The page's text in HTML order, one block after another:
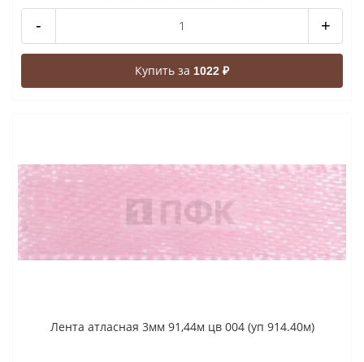
- +
Купить за 1022 ₽
Лента атласная 3мм 91,44м цв 004 (уп 914.40м)